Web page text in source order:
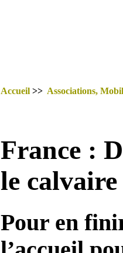
Accueil >> Associations,
France :
le
Pour en